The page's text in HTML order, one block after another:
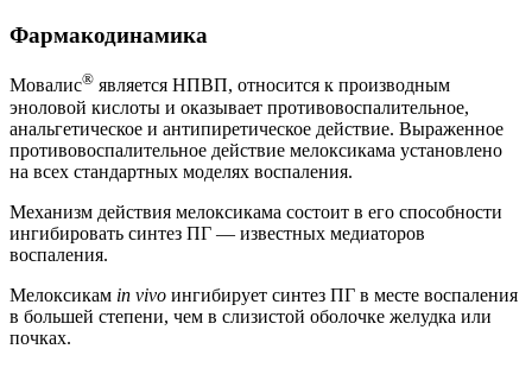
Фармакодинамика
Мовалис® является НПВП, относится к производным
эноловой кислоты и оказывает противовоспалительное,
анальгетическое и антипиретическое действие. Выраженное
противовоспалительное действие мелоксикама установлено
на всех стандартных моделях воспаления.
Механизм действия мелоксикама состоит в его способности
ингибировать синтез ПГ — известных медиаторов
воспаления.
Мелоксикам in vivo ингибирует синтез ПГ в месте воспаления
в большей степени, чем в слизистой оболочке желудка или
почках.